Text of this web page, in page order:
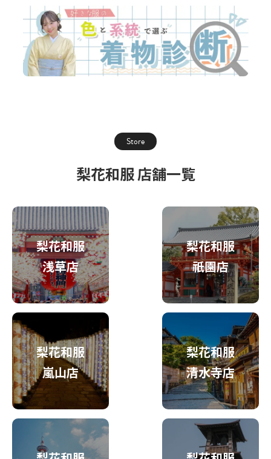
Store
梨花和服 店舗一覧
梨花和服
浅草店
梨花和服
祇園店
梨花和服
嵐山店
梨花和服
清水寺店